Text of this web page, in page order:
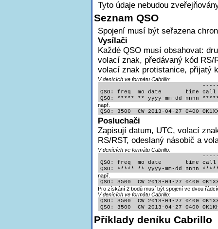
Tyto údaje nebudou
Seznam QSO
Spojení musí být seřazena
Vysílači
Každé QSO musí obsahovat:
volací znak, předávaný kód RS/
volací znak protistanice, přijatý
V denících ve formátu Cabrillo:
QSO: freq  mo date       time
QSO: ***** ** yyyy-mm-dd nnnn
např.
QSO: 3500  CW 2013-04-27 0400
Posluchači
Zapisují datum, UTC, volací
RS/RST, odeslaný násobič a
V denících ve formátu Cabrillo:
QSO: freq  mo date       time
QSO: ***** ** yyyy-mm-dd nnnn
např.
QSO: 3500  CW 2013-04-27 0400
Pro získání 2 bodů musí být spojení ve dvou
V denících ve formátu Cabrillo:
QSO: 3500  CW 2013-04-27 0400
QSO: 3500  CW 2013-04-27 0400
Příklady deníku Cabrillo